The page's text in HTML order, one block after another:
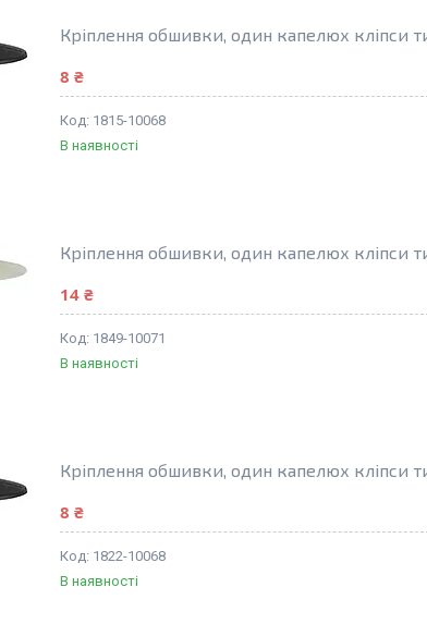
Кріплення обшивки, один капелюх кліпси
8 ₴
1815-10068
В наявності
Кріплення обшивки, один капелюх кліпси
14 ₴
1849-10071
В наявності
Кріплення обшивки, один капелюх кліпси
8 ₴
1822-10068
В наявності